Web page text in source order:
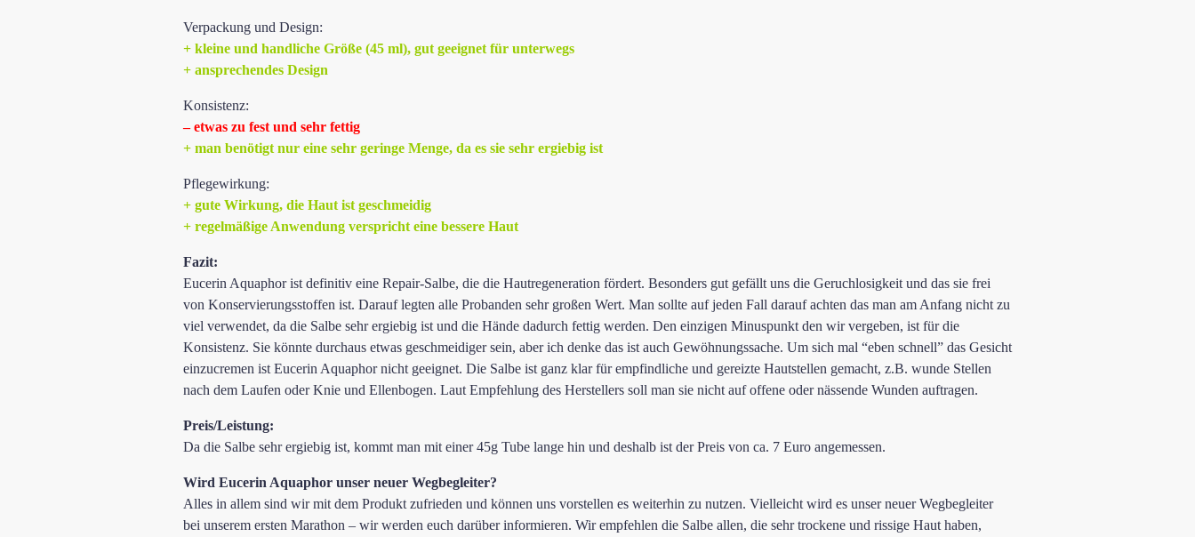
Verpackung und Design:
+ kleine und handliche Größe (45 ml), gut geeignet für unterwegs
+ ansprechendes Design
Konsistenz:
– etwas zu fest und sehr fettig
+ man benötigt nur eine sehr geringe Menge, da es sie sehr ergiebig ist
Pflegewirkung:
+ gute Wirkung, die Haut ist geschmeidig
+ regelmäßige Anwendung verspricht eine bessere Haut
Fazit:
Eucerin Aquaphor ist definitiv eine Repair-Salbe, die die Hautregeneration fördert. Besonders gut gefällt uns die Geruchlosigkeit und das sie frei
von Konservierungsstoffen ist. Darauf legten alle Probanden sehr großen Wert. Man sollte auf jeden Fall darauf achten das man am Anfang nicht zu
viel verwendet, da die Salbe sehr ergiebig ist und die Hände dadurch fettig werden. Den einzigen Minuspunkt den wir vergeben, ist für die
Konsistenz. Sie könnte durchaus etwas geschmeidiger sein, aber ich denke das ist auch Gewöhnungssache. Um sich mal “eben schnell” das Gesicht
einzucremen ist Eucerin Aquaphor nicht geeignet. Die Salbe ist ganz klar für empfindliche und gereizte Hautstellen gemacht, z.B. wunde Stellen
nach dem Laufen oder Knie und Ellenbogen. Laut Empfehlung des Herstellers soll man sie nicht auf offene oder nässende Wunden auftragen.
Preis/Leistung:
Da die Salbe sehr ergiebig ist, kommt man mit einer 45g Tube lange hin und deshalb ist der Preis von ca. 7 Euro angemessen.
Wird Eucerin Aquaphor unser neuer Wegbegleiter?
Alles in allem sind wir mit dem Produkt zufrieden und können uns vorstellen es weiterhin zu nutzen. Vielleicht wird es unser neuer Wegbegleiter
bei unserem ersten Marathon – wir werden euch darüber informieren. Wir empfehlen die Salbe allen, die sehr trockene und rissige Haut haben,